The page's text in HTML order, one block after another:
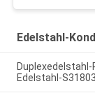
Edelstahl-
Duplexedelstahl-
Edelstahl-S31803